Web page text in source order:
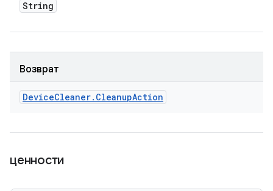
String
Возврат
DeviceCleaner. CleanupAction
ценности